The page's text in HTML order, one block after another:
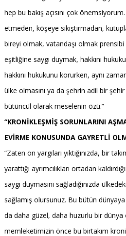
hep bu bakış açısını çok
etmeden, köşeye sıkıştırmadan,
bireyi olmak, vatandaşı olmak
eşitliğine saygı duymak, hakkını
hakkını hukukunu korurken, aynı
ülke olmasını ya da şehrin adil bir
bütüncül olarak meselenin özü.”
“KRONİKLEŞMİŞ SORUNLARINI
EVİRME KONUSUNDA GAYRETLİ
“Zaten ön yargıları yıktığınızda, bir
yarattığı ayrımcılıkları ortadan
saygı duymasını sağladığınızda
sağlamış olursunuz. Bu bütün dünyaya
da daha güzel, daha huzurlu bir dünya
memleketimizin önce bu birtakım